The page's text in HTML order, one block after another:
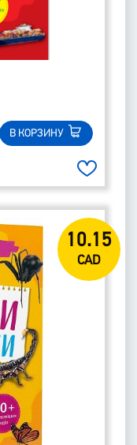
В КОРЗИНУ
10.15
CAD